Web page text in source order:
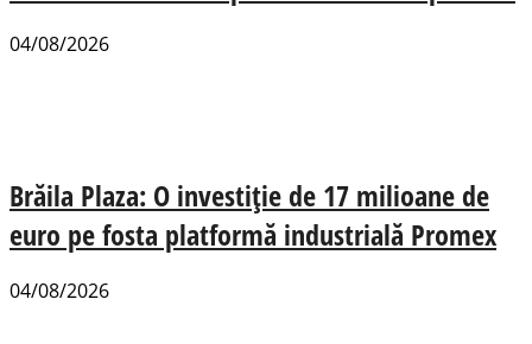
04/08/2026
Brăila Plaza: O investiție de 17 milioane de
euro pe fosta platformă industrială Promex
04/08/2026